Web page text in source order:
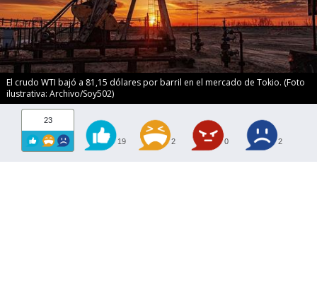
El crudo WTI bajó a 81,15 dólares por barril en el mercado de Tokio. (Foto
ilustrativa: Archivo/Soy502)
23
19 2 0 2